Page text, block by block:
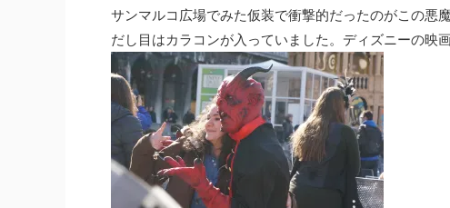
サンマルコ広場でみた仮装で衝撃的だったのがこの悪
だし目はカラコンが入っていました。ディズニーの映
【無料配布】中世の城砦ロンドンタワー【ト
レス、加工、資料】
【無料配布】ブラド
マニア）【資料